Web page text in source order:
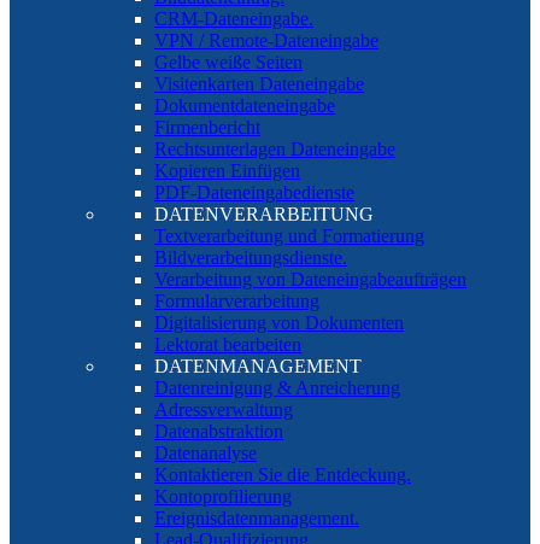
CRM-Dateneingabe.
VPN / Remote-Dateneingabe
Gelbe weiße Seiten
Visitenkarten Dateneingabe
Dokumentdateneingabe
Firmenbericht
Rechtsunterlagen Dateneingabe
Kopieren Einfügen
PDF-Dateneingabedienste
DATENVERARBEITUNG
Textverarbeitung und Formatierung
Bildverarbeitungsdienste.
Verarbeitung von Dateneingabeaufträgen
Formularverarbeitung
Digitalisierung von Dokumenten
Lektorat bearbeiten
DATENMANAGEMENT
Datenreinigung & Anreicherung
Adressverwaltung
Datenabstraktion
Datenanalyse
Kontaktieren Sie die Entdeckung.
Kontoprofilierung
Ereignisdatenmanagement.
Lead-Qualifizierung